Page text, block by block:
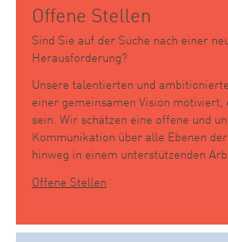
Offene Stellen
Sind Sie auf der Suche nach einer
Herausforderung?
Unsere talentierten und
einer gemeinsamen Vision
sein. Wir schätzen eine offene und
Kommunikation über alle Ebenen
hinweg in einem unterstützenden
Offene Stellen